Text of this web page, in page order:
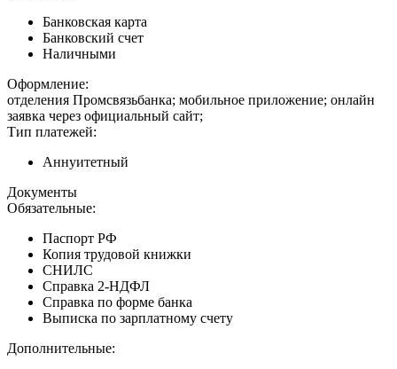
Банковская карта
Банковский счет
Наличными
Оформление:
отделения Промсвязьбанка; мобильное приложение; онлайн
заявка через официальный сайт;
Тип платежей:
Аннуитетный
Документы
Обязательные:
Паспорт РФ
Копия трудовой книжки
СНИЛС
Справка 2-НДФЛ
Справка по форме банка
Выписка по зарплатному счету
Дополнительные: